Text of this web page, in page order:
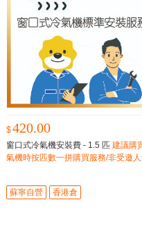
$420.00
窗口式冷氣機安裝費 - 1.5 匹 建議購
氣機時按匹數一拼購買服務/非受邀
蘇寧自營 香港倉